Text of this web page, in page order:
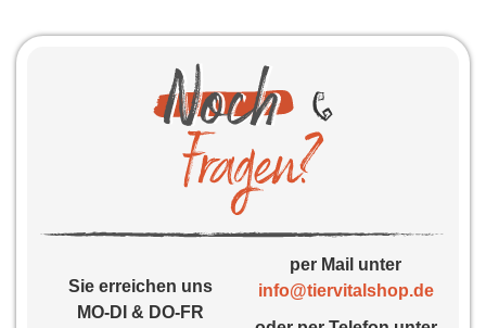
Sie erreichen uns
MO-DI & DO-FR
per Mail unter
info@tiervitalshop.de